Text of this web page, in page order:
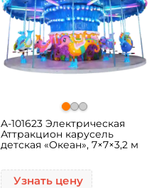
A-101623 Электрическая
Аттракцион карусель
детская «Океан», 7×7×3,2 м
Узнать цену